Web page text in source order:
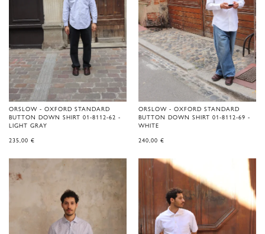
ORSLOW - OXFORD STANDARD
BUTTON DOWN SHIRT 01-8112-62 -
LIGHT GRAY
235,00 €
ORSLOW - OXFORD STANDARD
BUTTON DOWN SHIRT 01-8112-69 -
WHITE
240,00 €